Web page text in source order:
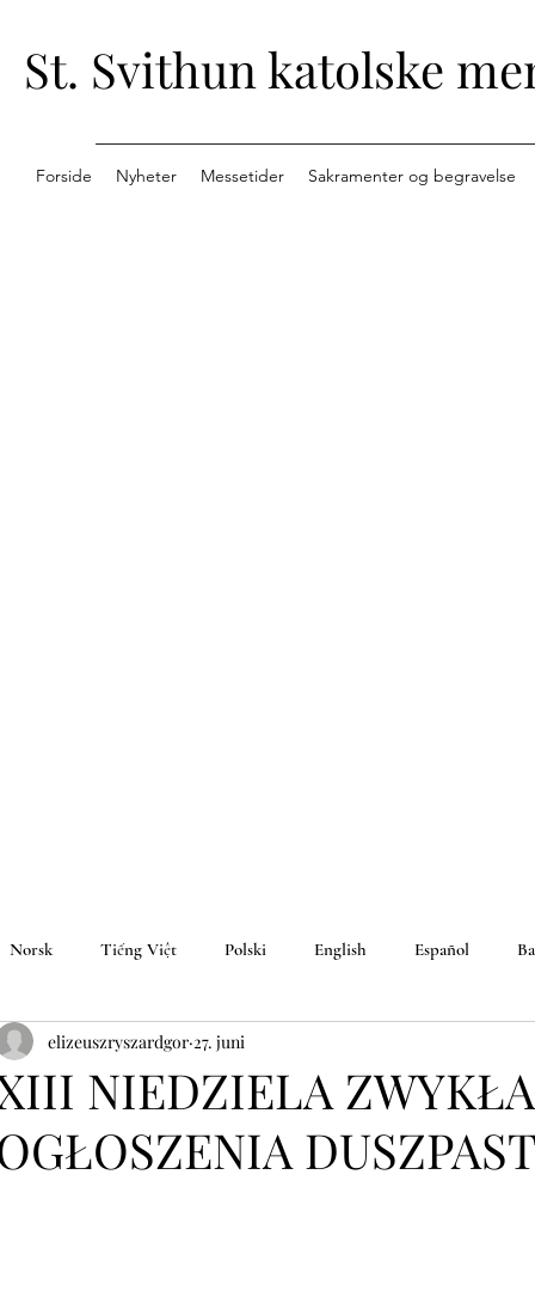
St. Svithun katolske
Forside Nyheter Messetider Sakramenter og begravelse
Norsk Tiếng Việt Polski English Español
NIEDZIELA
elizeuszryszardgor 27. juni